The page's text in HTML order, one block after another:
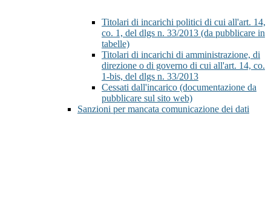
Titolari di incarichi politici di cui all'art. 14,
co. 1, del dlgs n. 33/2013 (da pubblicare in
tabelle)
Titolari di incarichi di amministrazione, di
direzione o di governo di cui all'art. 14, co.
1-bis, del dlgs n. 33/2013
Cessati dall'incarico (documentazione da
pubblicare sul sito web)
Sanzioni per mancata comunicazione dei dati